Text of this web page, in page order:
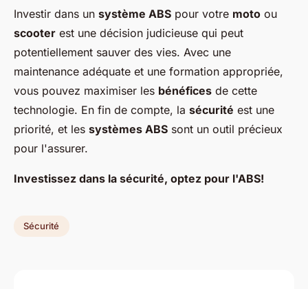
Investir dans un système ABS pour votre moto ou
scooter est une décision judicieuse qui peut
potentiellement sauver des vies. Avec une
maintenance adéquate et une formation appropriée,
vous pouvez maximiser les bénéfices de cette
technologie. En fin de compte, la sécurité est une
priorité, et les systèmes ABS sont un outil précieux
pour l'assurer.
Investissez dans la sécurité, optez pour l'ABS!
Sécurité